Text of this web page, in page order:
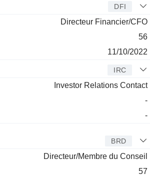
DFI
Directeur Financier/CFO
56
11/10/2022
IRC
Investor Relations Contact
-
-
BRD
Directeur/Membre du Conseil
57